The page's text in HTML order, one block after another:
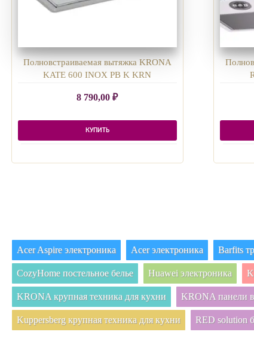
Полновстраиваемая вытяжка KRONA
KATE 600 INOX PB K KRN
8 790,00₽
КУПИТЬ
Acer Aspire электроника Acer электроника Barfits
CozyHome постельное белье Huawei электроника
KRONA крупная техника для кухни KRONA панели
Kuppersberg крупная техника для кухни RED solution